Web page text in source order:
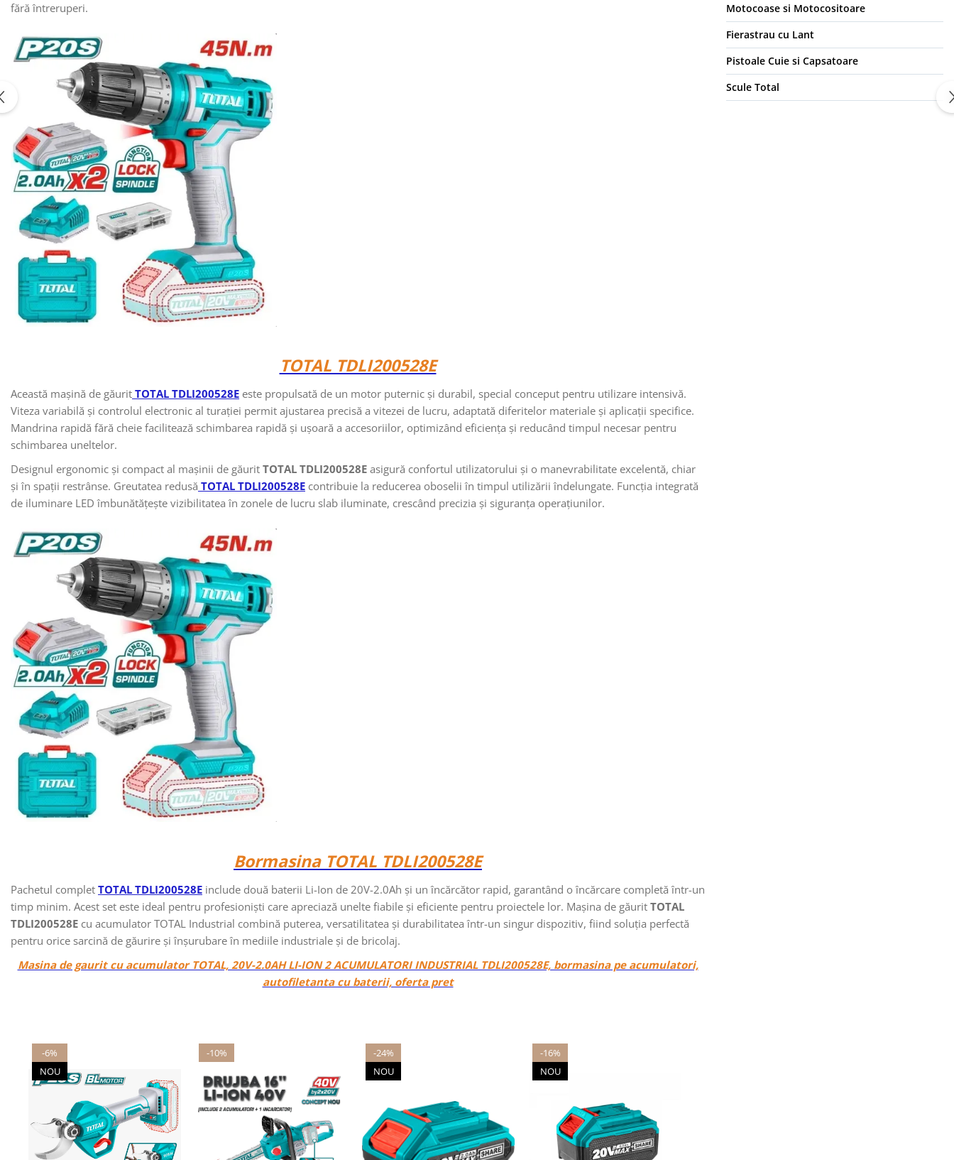
fără întreruperi.
TOTAL TDLI200528E
Această mașină de găurit TOTAL TDLI200528E este propulsată de un motor puternic și durabil, special conceput pentru utilizare intensivă.
Viteza variabilă și controlul electronic al turației permit ajustarea precisă a vitezei de lucru, adaptată diferitelor materiale și aplicații specifice.
Mandrina rapidă fără cheie facilitează schimbarea rapidă și ușoară a accesoriilor, optimizând eficiența și reducând timpul necesar pentru
schimbarea uneltelor.
Designul ergonomic și compact al mașinii de găurit TOTAL TDLI200528E asigură confortul utilizatorului și o manevrabilitate excelentă, chiar
și în spații restrânse. Greutatea redusă TOTAL TDLI200528E contribuie la reducerea oboselii în timpul utilizării îndelungate. Funcția integrată
de iluminare LED îmbunătățește vizibilitatea în zonele de lucru slab iluminate, crescând precizia și siguranța operațiunilor.
Bormasina TOTAL TDLI200528E
Pachetul complet TOTAL TDLI200528E include două baterii Li-Ion de 20V-2.0Ah și un încărcător rapid, garantând o încărcare completă într-un
timp minim. Acest set este ideal pentru profesioniști care apreciază unelte fiabile și eficiente pentru proiectele lor. Mașina de găurit TOTAL
TDLI200528E cu acumulator TOTAL Industrial combină puterea, versatilitatea și durabilitatea într-un singur dispozitiv, fiind soluția perfectă
pentru orice sarcină de găurire și înșurubare în mediile industriale și de bricolaj.
Masina de gaurit cu acumulator TOTAL, 20V-2.0AH LI-ION 2 ACUMULATORI INDUSTRIAL TDLI200528E, bormasina pe acumulatori,
autofiletanta cu baterii, oferta pret
Motocoase si Motocositoare
Fierastrau cu Lant
Pistoale Cuie si Capsatoare
Scule Total
-6%
NOU
-10%
-24%
NOU
-16%
NOU